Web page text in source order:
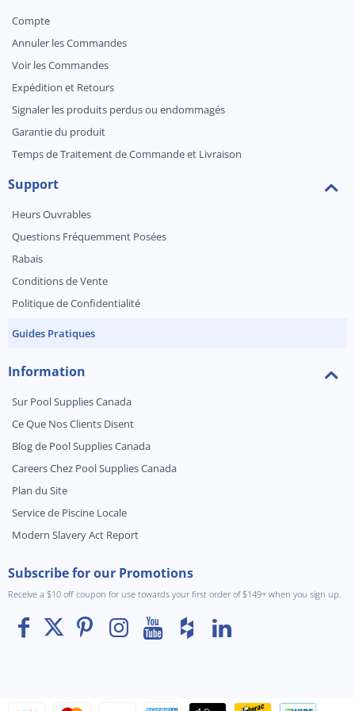
Compte
Annuler les Commandes
Voir les Commandes
Expédition et Retours
Signaler les produits perdus ou endommagés
Garantie du produit
Temps de Traitement de Commande et Livraison
Support
Heurs Ouvrables
Questions Fréquemment Posées
Rabais
Conditions de Vente
Politique de Confidentialité
Guides Pratiques
Information
Sur Pool Supplies Canada
Ce Que Nos Clients Disent
Blog de Pool Supplies Canada
Careers Chez Pool Supplies Canada
Plan du Site
Service de Piscine Locale
Modern Slavery Act Report
Subscribe for our Promotions
Receive a $10 off coupon for use towards your first order of $149+ when you sign up.